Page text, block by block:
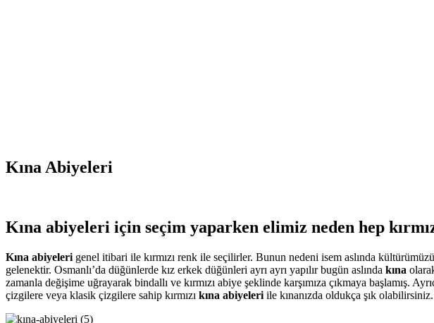
Kına Abiyeleri
Kına abiyeleri için seçim yaparken elimiz neden hep
Kına abiyeleri genel itibari ile kırmızı renk ile seçilirler. Bunun nedeni isem aslında
gelenektir. Osmanlı’da düğünlerde kız erkek düğünleri ayrı ayrı yapılır bugün aslında kına
zamanla değişime uğrayarak bindallı ve kırmızı abiye şeklinde karşımıza çıkmaya başlamış.
çizgilere veya klasik çizgilere sahip kırmızı kına abiyeleri ile kınanızda oldukça şık olabilirsiniz.